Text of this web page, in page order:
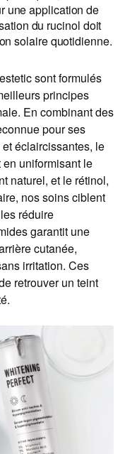
une application de
du rucinol doit
solaire quotidienne.
sont formulés
principes
En combinant des
pour ses
éclaircissantes, le
uniformisant le
naturel, et le rétinol,
nos soins ciblent
réduire
garantit une
cutanée,
irritation. Ces
retrouver un teint